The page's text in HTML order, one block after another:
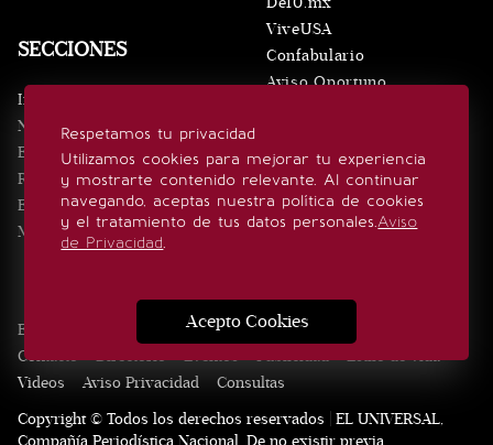
Respetamos tu privacidad
Utilizamos cookies para mejorar tu experiencia
y mostrarte contenido relevante. Al continuar
navegando, aceptas nuestra política de cookies
y el tratamiento de tus datos personales.Aviso
de Privacidad.
Acepto Cookies
SECCIONES
Inicio
Noticias
Eventos
Realeza
Estilo de vida
Minuto x Minuto
ViveUSA
Confabulario
Aviso Oportuno
SÍGUENOS
Edición Impresa Noticias Quiénes somos
Contacto
Directorio Eventos Publicidad
Estilo de vida
Videos
Aviso Privacidad
Consultas
Copyright © Todos los derechos reservados | EL UNIVERSAL,
Compañía Periodística Nacional. De no existir previa